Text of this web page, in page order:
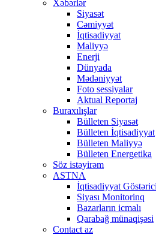
Xəbərlər
Siyasət
Cəmiyyət
İqtisadiyyat
Maliyyə
Enerji
Dünyada
Mədəniyyət
Foto sessiyalar
Aktual Reportaj
Buraxılışlar
Bülleten Siyasət
Bülleten İqtisadiyyat
Bülleten Maliyyə
Bülleten Energetika
Söz istəyirəm
ASTNA
İqtisadiyyat
Siyası Monitorinq
Bazarların icmalı
Qarabağ münaqişəsi
Contact az